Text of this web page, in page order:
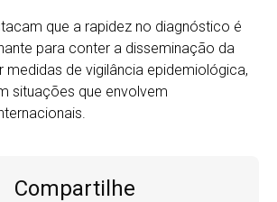
que a rapidez no diagnóstico é
para conter a disseminação da
medidas de vigilância epidemiológica,
situações que envolvem
Compartilhe